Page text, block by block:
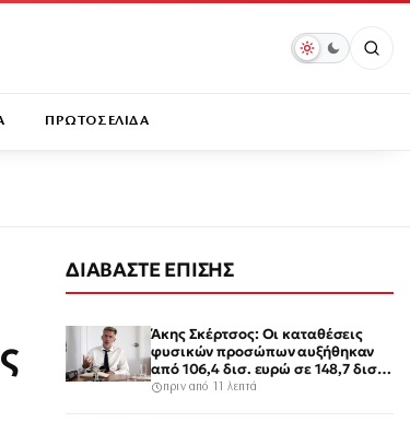
ΠΡΩΤΟΣΕΛΙΔΑ
ΔΙΑΒΑΣΤΕ ΕΠΙΣΗΣ
Άκης Σκέρτσος: Οι καταθέσεις
φυσικών προσώπων αυξήθηκαν
από 106,4 δισ. ευρώ σε 148,7 δισ.
ευρώ από τον Δεκέμβριο του 2018
πριν από 11 λεπτά